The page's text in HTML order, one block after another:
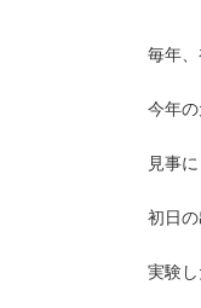
毎年、
今年
見事
初日
実験し